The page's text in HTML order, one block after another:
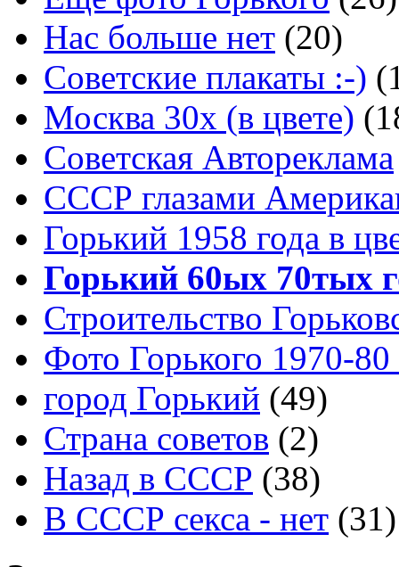
Нас больше нет (20)
Советские плакаты :-)
Москва 30x (в цвете)
Советская Автореклама
СССР глазами
Горький 1958 года в
Горький 60ых 70тых
Строительство
Фото Горького 1970-80
город Горький (49)
Страна советов (2)
Назад в СССР (38)
В СССР секса - нет (31)